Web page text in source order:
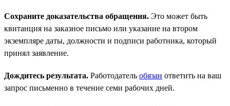
Сохраните доказательства обращения. Это может быть
квитанция на заказное письмо или указание на втором
экземпляре даты, должности и подписи работника, который
принял заявление.
Дождитесь результата. Работодатель обязан ответить на ваш
запрос письменно в течение семи рабочих дней.